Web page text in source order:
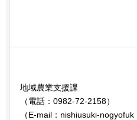
地域農業支援課
（電話：0982-72-2158）
（E-mail：nishiusuki-nogyofuk